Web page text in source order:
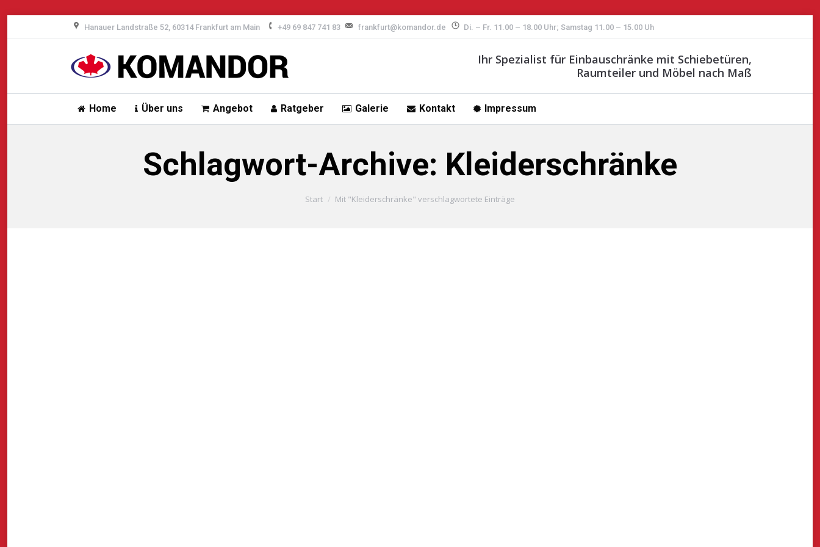
Hanauer Landstraße 52, 60314 Frankfurt am Main +49 69 847 741 83 frankfurt@komandor.de Di. – Fr. 11.00 – 18.00 Uhr; Samstag 11.00 – 15.00 Uh
Ihr Spezialist für Einbauschränke mit Schiebetüren,
Raumteiler und Möbel nach Maß
Home Über uns Angebot Ratgeber Galerie Kontakt Impressum
Schlagwort-Archive: Kleiderschränke
Start Mit "Kleiderschränke" verschlagwortete Einträge